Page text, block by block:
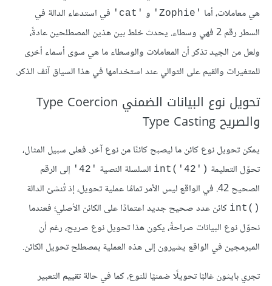
هي معاملات، أما 'Zophie' و 'cat'
في استدعاء الدالة في
السطر رقم 2 فهي وسطاء. يحدث خلط بين هذين المصطلحين عادةً،
ولعل من الجيد تذكر أن المعاملات والوسطاء ما هي سوى أسماء أخرى
للمتغيرات والقيم على التوالي عند استخدامها في هذا السياق آنف الذكر.
تحويل نوع البيانات الضمني Type Coercion
والصريح Type Casting
يمكن تحويل نوع كائن ما ليصبح كائنًا من نوع آخر. فعلى سبيل المثال،
تحوّل التعليمة ('int('42 السلسلة النصية '42'
إلى الرقم
الصحيح 42. في الواقع ليس الأمر تمامًا عملية تحويل، إذ تُنشئ الدالة
()int
كائن عدد صحيح جديد اعتمادًا على الكائن الأصلي؛ فعندما
نحوّل نوع البيانات صراحةً، يكون هذا تحويل نوع صريح، رغم أن
المبرمجين في الواقع يشيرون إلى هذه العملية بمصطلح تحويل الكائن.
تجري بايثون غالبًا تحويلًا ضمنيًا للنوع، كما في حالة تقييم التعبير